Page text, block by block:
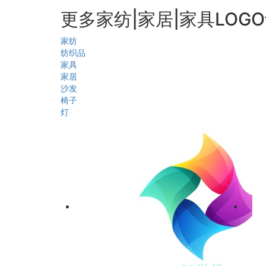
更多家纺|家居|家具
家纺
纺织品
家具
家居
沙发
椅子
灯